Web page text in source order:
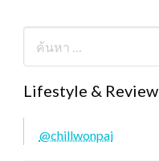
Lifestyle & Review
@chillwonpai